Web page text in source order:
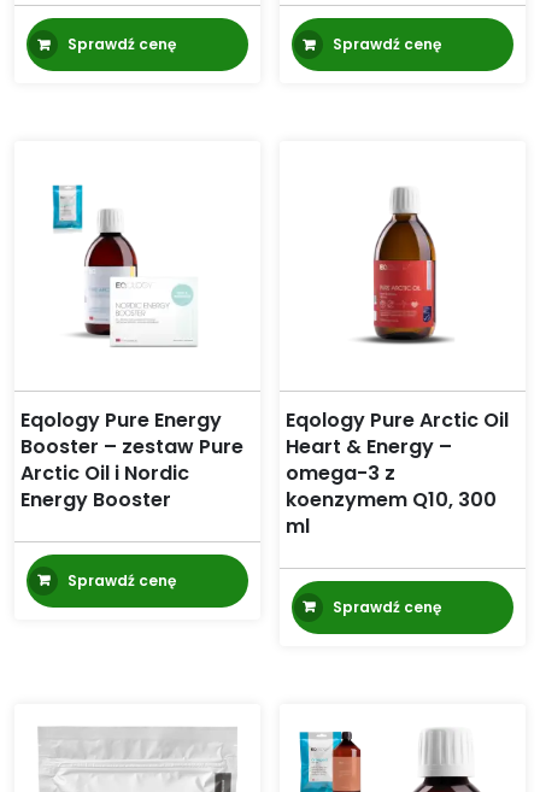
Sprawdź cenę Sprawdź cenę
Eqology Pure Energy
Booster – zestaw Pure
Arctic Oil i Nordic
Energy Booster
Sprawdź cenę
Eqology Pure Arctic Oil
Heart & Energy –
omega-3 z
koenzymem Q10, 300
ml
Sprawdź cenę